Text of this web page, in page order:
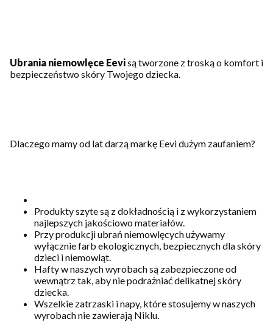
Ubrania niemowlęce Eevisą tworzone z troską o komfort i
bezpieczeństwo skóry Twojego dziecka.
Dlaczego mamy od lat darzą markę Eevi dużym zaufaniem?
Produkty szyte są z dokładnością i z wykorzystaniem
najlepszych jakościowo materiałów.
Przy produkcji ubrań niemowlęcych używamy
wyłącznie farb ekologicznych, bezpiecznych dla skóry
dzieci i niemowląt.
Hafty w naszych wyrobach są zabezpieczone od
wewnątrz tak, aby nie podrażniać delikatnej skóry
dziecka.
Wszelkie zatrzaski i napy, które stosujemy w naszych
wyrobach nie zawierają Niklu.